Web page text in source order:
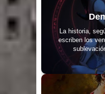
La historia,
escriben los